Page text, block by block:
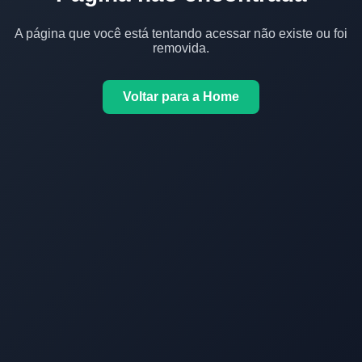
A página que você está tentando acessar não existe ou foi
removida.
Voltar para a Home